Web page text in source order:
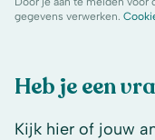
Heb je een
Kijk hier of jouw
gegevens verwerken.